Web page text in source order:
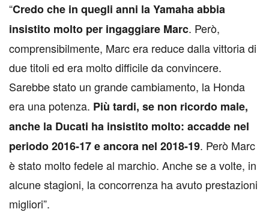
“Credo che in quegli anni la Yamaha abbia
insistito molto per ingaggiare Marc. Però,
comprensibilmente, Marc era reduce dalla vittoria di
due titoli ed era molto difficile da convincere.
Sarebbe stato un grande cambiamento, la Honda
era una potenza. Più tardi, se non ricordo male,
anche la Ducati ha insistito molto: accadde nel
periodo 2016-17 e ancora nel 2018-19. Però Marc
è stato molto fedele al marchio. Anche se a volte, in
alcune stagioni, la concorrenza ha avuto prestazioni
migliori”.